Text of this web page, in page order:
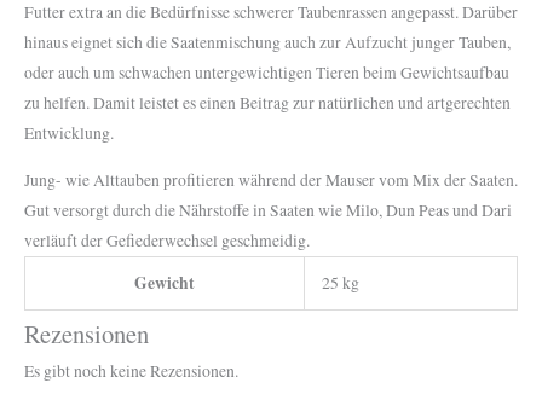
Futter extra an die Bedürfnisse schwerer Taubenrassen angepasst. Darüber
hinaus eignet sich die Saatenmischung auch zur Aufzucht junger Tauben,
oder auch um schwachen untergewichtigen Tieren beim Gewichtsaufbau
zu helfen. Damit leistet es einen Beitrag zur natürlichen und artgerechten
Entwicklung.
Jung- wie Alttauben profitieren während der Mauser vom Mix der Saaten.
Gut versorgt durch die Nährstoffe in Saaten wie Milo, Dun Peas und Dari
verläuft der Gefiederwechsel geschmeidig.
Gewicht 25 kg
Rezensionen
Es gibt noch keine Rezensionen.